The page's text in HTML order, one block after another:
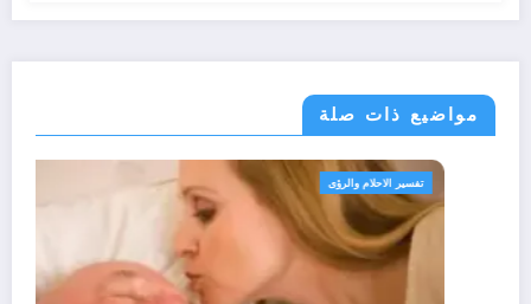
مواضيع ذات صلة